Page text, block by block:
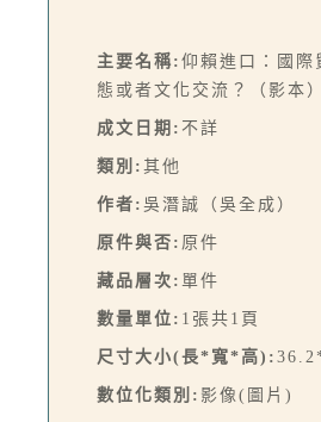
主要名稱: 仰賴進口：國際
態或者文化交流？（影本
成文日期: 不詳
類別: 其他
作者: 吳潛誠（吳全成）
原件與否: 原件
藏品層次: 單件
數量單位: 1張共1頁
尺寸大小(長*寬*高):
數位化類別: 影像(圖片)